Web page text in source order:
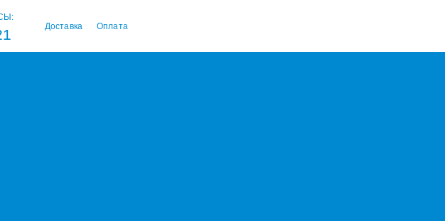
Доставка Оплата